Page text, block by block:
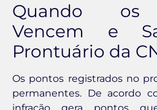
Quando os
Vencem e
Prontuário da
Os pontos registrados no
permanentes. De acordo